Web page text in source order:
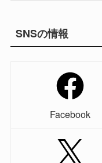
SNSの情報
Facebook